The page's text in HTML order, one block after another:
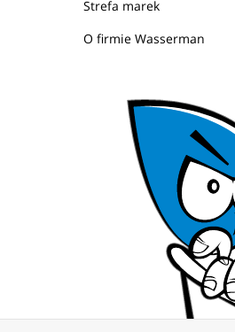
Strefa marek
O firmie Wasserman